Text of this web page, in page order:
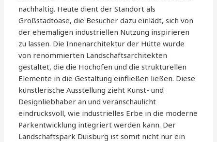
nachhaltig. Heute dient der Standort als
Großstadtoase, die Besucher dazu einlädt, sich von
der ehemaligen industriellen Nutzung inspirieren
zu lassen. Die Innenarchitektur der Hütte wurde
von renommierten Landschaftsarchitekten
gestaltet, die die Hochöfen und die strukturellen
Elemente in die Gestaltung einfließen ließen. Diese
künstlerische Ausstellung zieht Kunst- und
Designliebhaber an und veranschaulicht
eindrucksvoll, wie industrielles Erbe in die moderne
Parkentwicklung integriert werden kann. Der
Landschaftspark Duisburg ist somit nicht nur ein